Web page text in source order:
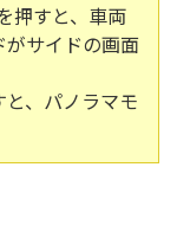
押すと、車両
がサイドの画面
、パノラマモ